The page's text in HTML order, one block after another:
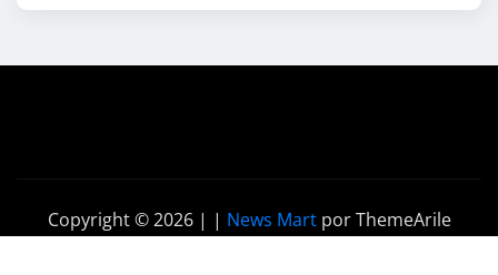
Copyright © 2026 | | News Martpor ThemeArile